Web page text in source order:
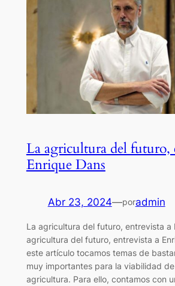
La agricultura del futuro,
Enrique Dans
Abr 23, 2024—poradmin
La agricultura del futuro, entrevista a
agricultura del futuro, entrevista a
este artículo tocamos temas de
muy importantes para la viabilidad
agricultura. Para ello, contamos con